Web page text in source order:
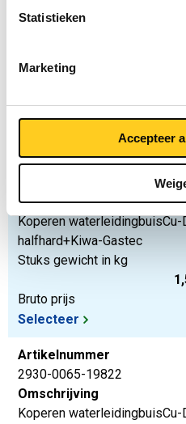
Statistieken
Marketing
Accepteer
Bruto prijslijst:
Sanco
Artikelnummer
Omschrijving
Koperen
halfhard+Kiwa-Gastec
Stuks gewicht in kg
Bruto prijs
Selecteer
Artikelnummer
2930-0065-19822
Omschrijving
Koperen